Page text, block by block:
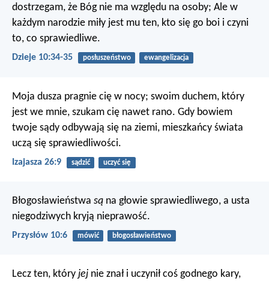
dostrzegam, że Bóg nie ma względu na osoby; Ale w
każdym narodzie miły jest mu ten, kto się go boi i czyni
to, co sprawiedliwe.
Dzieje 10:34-35 posłuszeństwo ewangelizacja
Moja dusza pragnie cię w nocy; swoim duchem, który
jest we mnie, szukam cię nawet rano. Gdy bowiem
twoje sądy odbywają się na ziemi, mieszkańcy świata
uczą się sprawiedliwości.
Izajasza 26:9 sądzić uczyć się
Błogosławieństwa są na głowie sprawiedliwego, a usta
niegodziwych kryją nieprawość.
Przysłów 10:6 mówić błogosławieństwo
Lecz ten, który jej nie znał i uczynił coś godnego kary,